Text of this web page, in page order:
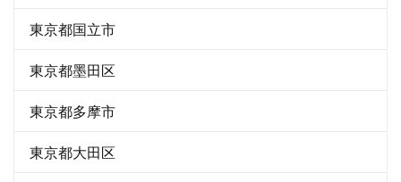
東京都国立市
東京都墨田区
東京都多摩市
東京都大田区